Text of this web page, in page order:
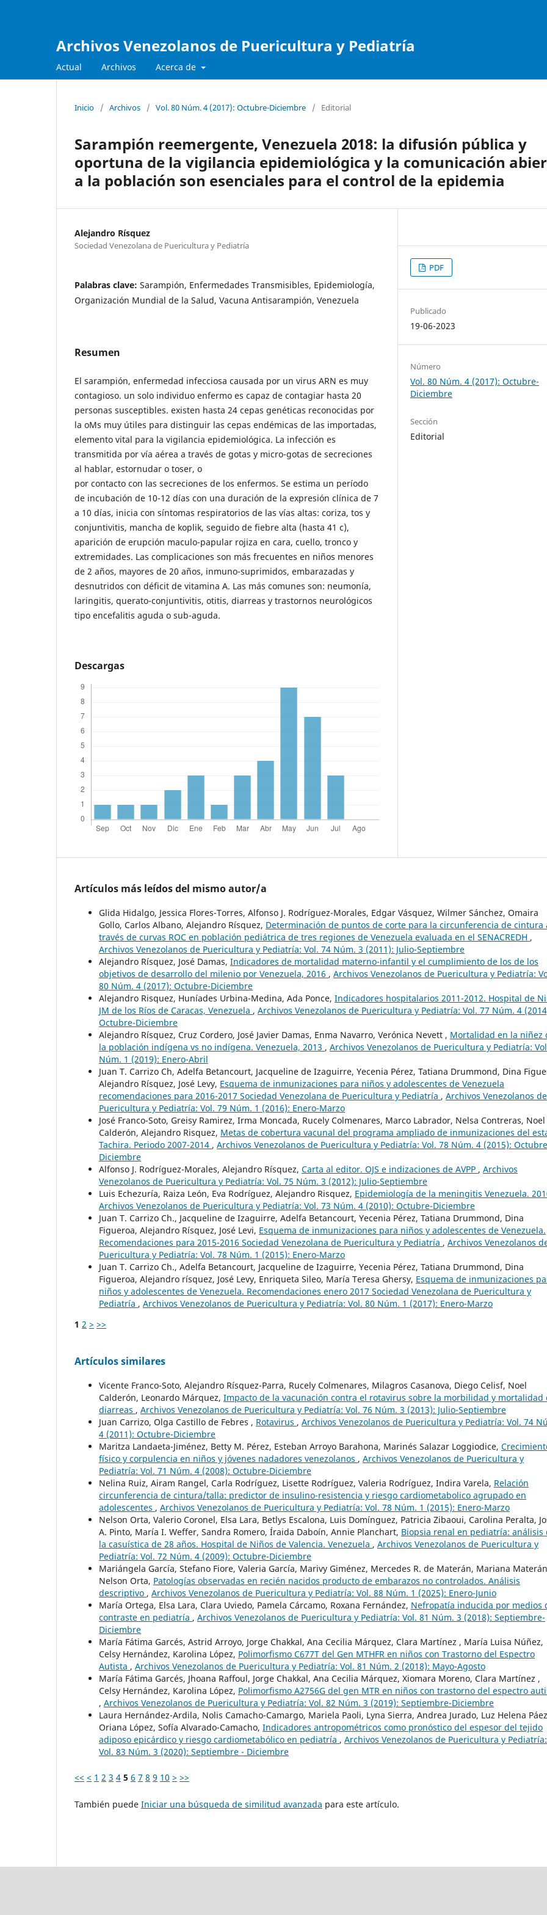
Archivos Venezolanos de Puericultura y Pediatría
Actual Archivos Acerca de
Inicio / Archivos / Vol. 80 Núm. 4 (2017): Octubre-Diciembre / Editorial
Sarampión reemergente, Venezuela 2018: la difusión pública y
oportuna de la vigilancia epidemiológica y la comunicación
a la población son esenciales para el control de la epidemia
Alejandro Rísquez
Sociedad Venezolana de Puericultura y Pediatría
Palabras clave: Sarampión, Enfermedades Transmisibles, Epidemiología,
Organización Mundial de la Salud, Vacuna Antisarampión, Venezuela
Resumen
El sarampión, enfermedad infecciosa causada por un virus ARN es muy
contagioso. un solo individuo enfermo es capaz de contagiar hasta 20
personas susceptibles. existen hasta 24 cepas genéticas reconocidas por
la oMs muy útiles para distinguir las cepas endémicas de las importadas,
elemento vital para la vigilancia epidemiológica. La infección es
transmitida por vía aérea a través de gotas y micro-gotas de secreciones
al hablar, estornudar o toser, o
por contacto con las secreciones de los enfermos. Se estima un período
de incubación de 10-12 días con una duración de la expresión clínica de 7
a 10 días, inicia con síntomas respiratorios de las vías altas: coriza, tos y
conjuntivitis, mancha de koplik, seguido de fiebre alta (hasta 41 c),
aparición de erupción maculo-papular rojiza en cara, cuello, tronco y
extremidades. Las complicaciones son más frecuentes en niños menores
de 2 años, mayores de 20 años, inmuno-suprimidos, embarazadas y
desnutridos con déficit de vitamina A. Las más comunes son: neumonía,
laringitis, querato-conjuntivitis, otitis, diarreas y trastornos neurológicos
tipo encefalitis aguda o sub-aguda.
Descargas
PDF
Publicado
19-06-2023
Número
Vol. 80 Núm. 4 (2017): Octubre-
Diciembre
Sección
Editorial
Artículos más leídos del mismo autor/a
Glida Hidalgo, Jessica Flores-Torres, Alfonso J. Rodríguez-Morales, Edgar Vásquez, Wilmer Sánchez, Omaira
Gollo, Carlos Albano, Alejandro Rísquez, Determinación de puntos de corte para la circunferencia de cintura
través de curvas ROC en población pediátrica de tres regiones de Venezuela evaluada en el SENACREDH ,
Archivos Venezolanos de Puericultura y Pediatría: Vol. 74 Núm. 3 (2011): Julio-Septiembre
Alejandro Rísquez, José Damas, Indicadores de mortalidad materno-infantil y el cumplimiento de los de los
objetivos de desarrollo del milenio por Venezuela, 2016 , Archivos Venezolanos de Puericultura y Pediatría:
80 Núm. 4 (2017): Octubre-Diciembre
Alejandro Risquez, Huníades Urbina-Medina, Ada Ponce, Indicadores hospitalarios 2011-2012. Hospital de
JM de los Ríos de Caracas, Venezuela , Archivos Venezolanos de Puericultura y Pediatría: Vol. 77 Núm. 4
Octubre-Diciembre
Alejandro Rísquez, Cruz Cordero, José Javier Damas, Enma Navarro, Verónica Nevett , Mortalidad en la niñez
la población indígena vs no indígena. Venezuela, 2013 , Archivos Venezolanos de Puericultura y Pediatría:
Núm. 1 (2019): Enero-Abril
Juan T. Carrizo Ch, Adelfa Betancourt, Jacqueline de Izaguirre, Yecenia Pérez, Tatiana Drummond, Dina
Alejandro Rísquez, José Levy, Esquema de inmunizaciones para niños y adolescentes de Venezuela
recomendaciones para 2016-2017 Sociedad Venezolana de Puericultura y Pediatría , Archivos Venezolanos de
Puericultura y Pediatría: Vol. 79 Núm. 1 (2016): Enero-Marzo
José Franco-Soto, Greisy Ramirez, Irma Moncada, Rucely Colmenares, Marco Labrador, Nelsa Contreras, Noel
Calderón, Alejandro Risquez, Metas de cobertura vacunal del programa ampliado de inmunizaciones del
Tachira. Periodo 2007-2014 , Archivos Venezolanos de Puericultura y Pediatría: Vol. 78 Núm. 4 (2015):
Diciembre
Alfonso J. Rodríguez-Morales, Alejandro Rísquez, Carta al editor. OJS e indizaciones de AVPP , Archivos
Venezolanos de Puericultura y Pediatría: Vol. 75 Núm. 3 (2012): Julio-Septiembre
Luis Echezuría, Raiza León, Eva Rodríguez, Alejandro Risquez, Epidemiología de la meningitis Venezuela.
Archivos Venezolanos de Puericultura y Pediatría: Vol. 73 Núm. 4 (2010): Octubre-Diciembre
Juan T. Carrizo Ch., Jacqueline de Izaguirre, Adelfa Betancourt, Yecenia Pérez, Tatiana Drummond, Dina
Figueroa, Alejandro Rísquez, José Levi, Esquema de inmunizaciones para niños y adolescentes de Venezuela.
Recomendaciones para 2015-2016 Sociedad Venezolana de Puericultura y Pediatría , Archivos Venezolanos
Puericultura y Pediatría: Vol. 78 Núm. 1 (2015): Enero-Marzo
Juan T. Carrizo Ch., Adelfa Betancourt, Jacqueline de Izaguirre, Yecenia Pérez, Tatiana Drummond, Dina
Figueroa, Alejandro rísquez, José Levy, Enriqueta Sileo, María Teresa Ghersy, Esquema de inmunizaciones
niños y adolescentes de Venezuela. Recomendaciones enero 2017 Sociedad Venezolana de Puericultura y
Pediatría , Archivos Venezolanos de Puericultura y Pediatría: Vol. 80 Núm. 1 (2017): Enero-Marzo
1 2 > >>
Artículos similares
Vicente Franco-Soto, Alejandro Rísquez-Parra, Rucely Colmenares, Milagros Casanova, Diego Celisf, Noel
Calderón, Leonardo Márquez, Impacto de la vacunación contra el rotavirus sobre la morbilidad y mortalidad
diarreas , Archivos Venezolanos de Puericultura y Pediatría: Vol. 76 Núm. 3 (2013): Julio-Septiembre
Juan Carrizo, Olga Castillo de Febres , Rotavirus , Archivos Venezolanos de Puericultura y Pediatría: Vol. 74
4 (2011): Octubre-Diciembre
Maritza Landaeta-Jiménez, Betty M. Pérez, Esteban Arroyo Barahona, Marinés Salazar Loggiodice,
físico y corpulencia en niños y jóvenes nadadores venezolanos , Archivos Venezolanos de Puericultura y
Pediatría: Vol. 71 Núm. 4 (2008): Octubre-Diciembre
Nelina Ruiz, Airam Rangel, Carla Rodríguez, Lisette Rodríguez, Valeria Rodríguez, Indira Varela, Relación
circunferencia de cintura/talla: predictor de insulino-resistencia y riesgo cardiometabolico agrupado en
adolescentes , Archivos Venezolanos de Puericultura y Pediatría: Vol. 78 Núm. 1 (2015): Enero-Marzo
Nelson Orta, Valerio Coronel, Elsa Lara, Betlys Escalona, Luis Domínguez, Patricia Zibaoui, Carolina Peralta,
A. Pinto, María I. Weffer, Sandra Romero, Íraida Daboín, Annie Planchart, Biopsia renal en pediatría: análisis
la casuística de 28 años. Hospital de Niños de Valencia. Venezuela , Archivos Venezolanos de Puericultura y
Pediatría: Vol. 72 Núm. 4 (2009): Octubre-Diciembre
Mariángela García, Stefano Fiore, Valeria García, Marivy Giménez, Mercedes R. de Materán, Mariana
Nelson Orta, Patologías observadas en recién nacidos producto de embarazos no controlados. Análisis
descriptivo , Archivos Venezolanos de Puericultura y Pediatría: Vol. 88 Núm. 1 (2025): Enero-Junio
María Ortega, Elsa Lara, Clara Uviedo, Pamela Cárcamo, Roxana Fernández, Nefropatía inducida por medios
contraste en pediatría , Archivos Venezolanos de Puericultura y Pediatría: Vol. 81 Núm. 3 (2018): Septiembre-
Diciembre
María Fátima Garcés, Astrid Arroyo, Jorge Chakkal, Ana Cecilia Márquez, Clara Martínez , María Luisa Núñez,
Celsy Hernández, Karolina López, Polimorfismo C677T del Gen MTHFR en niños con Trastorno del Espectro
Autista , Archivos Venezolanos de Puericultura y Pediatría: Vol. 81 Núm. 2 (2018): Mayo-Agosto
María Fátima Garcés, Jhoana Raffoul, Jorge Chakkal, Ana Cecilia Márquez, Xiomara Moreno, Clara Martínez ,
Celsy Hernández, Karolina López, Polimorfismo A2756G del gen MTR en niños con trastorno del espectro
, Archivos Venezolanos de Puericultura y Pediatría: Vol. 82 Núm. 3 (2019): Septiembre-Diciembre
Laura Hernández-Ardila, Nolis Camacho-Camargo, Mariela Paoli, Lyna Sierra, Andrea Jurado, Luz Helena
Oriana López, Sofía Alvarado-Camacho, Indicadores antropométricos como pronóstico del espesor del tejido
adiposo epicárdico y riesgo cardiometabólico en pediatría , Archivos Venezolanos de Puericultura y Pediatría:
Vol. 83 Núm. 3 (2020): Septiembre - Diciembre
<< < 1 2 3 4 5 6 7 8 9 10 > >>
También puede Iniciar una búsqueda de similitud avanzada para este artículo.